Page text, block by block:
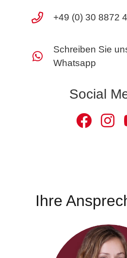
+49 (0) 30 8872
Schreiben Sie
Whatsapp
Social
Ihre